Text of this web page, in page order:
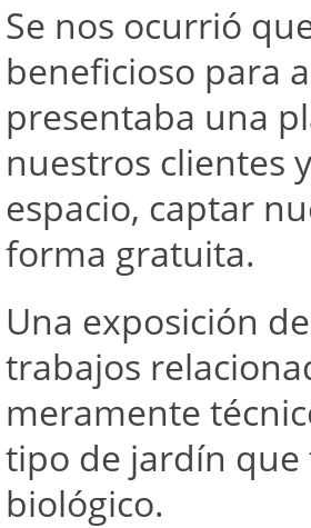
Se nos ocurrió
beneficioso para
presentaba una
nuestros clientes
espacio, captar
forma gratuita.
Una exposición
trabajos
meramente
tipo de jardín
biológico.